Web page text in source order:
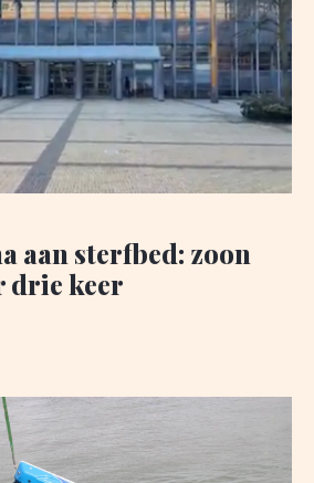
aan sterfbed: zoon
drie keer